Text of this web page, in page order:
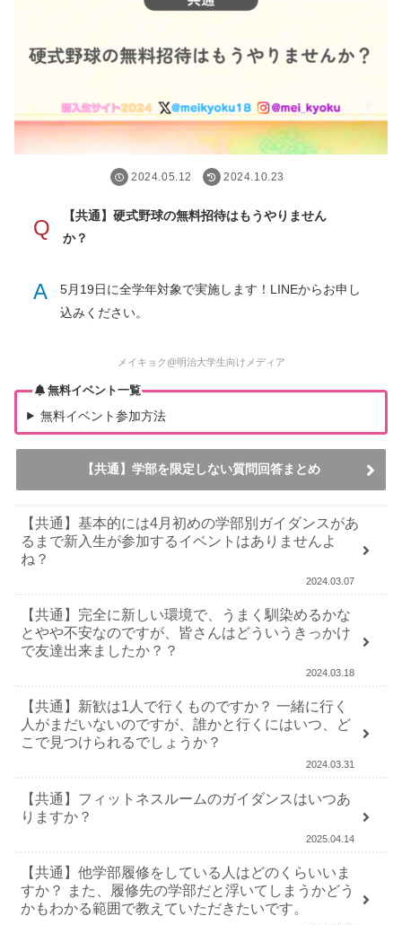
2024.05.12 2024.10.23
Q
【共通】硬式野球の無料招待はもうやりません
か？
A
5月19日に全学年対象で実施します！LINEからお申し
込みください。
メイキョク@明治大学生向けメディア
無料イベント一覧
無料イベント参加方法
【共通】学部を限定しない質問回答まとめ
【共通】基本的には4月初めの学部別ガイダンスがあ
るまで新入生が参加するイベントはありませんよ
ね？
2024.03.07
【共通】完全に新しい環境で、うまく馴染めるかな
とやや不安なのですが、皆さんはどういうきっかけ
で友達出来ましたか？？
2024.03.18
【共通】新歓は1人で行くものですか？ 一緒に行く
人がまだいないのですが、誰かと行くにはいつ、ど
こで見つけられるでしょうか？
2024.03.31
【共通】フィットネスルームのガイダンスはいつあ
りますか？
2025.04.14
【共通】他学部履修をしている人はどのくらいいま
すか？ また、履修先の学部だと浮いてしまうかどう
かもわかる範囲で教えていただきたいです。